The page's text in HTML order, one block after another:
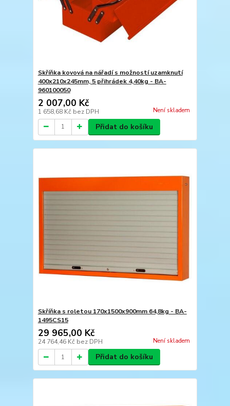
Skříňka kovová na nářadí s možností uzamknutí
400x210x245mm, 5 přihrádek 4,40kg - BA-
960100050
2 007,00 Kč
1 658,68 Kč bez DPH Není skladem
Přidat do košíku
Skříňka s roletou 170x1500x900mm 64,8kg - BA-
1495CS15
29 965,00 Kč
24 764,46 Kč bez DPH Není skladem
Přidat do košíku